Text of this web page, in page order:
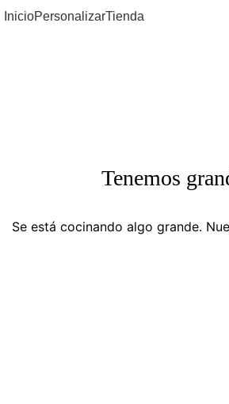
InicioPersonalizarTienda
Tenemos
Se está cocinando algo grande.